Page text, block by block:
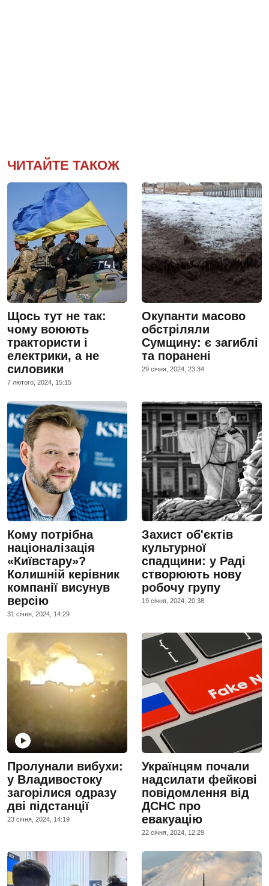
ЧИТАЙТЕ ТАКОЖ
Щось тут не так:
чому воюють
трактористи і
електрики, а не
силовики
7 лютого, 2024, 15:15
Окупанти масово
обстріляли
Сумщину: є загиблі
та поранені
29 сiчня, 2024, 23:34
Кому потрібна
націоналізація
«Київстару»?
Колишній керівник
компанії висунув
версію
31 сiчня, 2024, 14:29
Захист об'єктів
культурної
спадщини: у Раді
створюють нову
робочу групу
19 сiчня, 2024, 20:38
Пролунали вибухи:
у Владивостоку
загорілися одразу
дві підстанції
23 сiчня, 2024, 14:19
Українцям почали
надсилати фейкові
повідомлення від
ДСНС про
евакуацію
22 сiчня, 2024, 12:29